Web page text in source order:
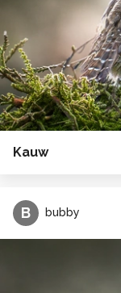
Kauw
B bubby